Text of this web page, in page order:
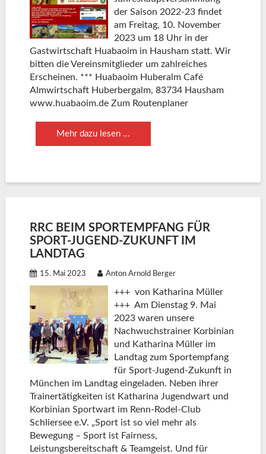
der Saison 2022-23 findet
am Freitag, 10. November
2023 um 18 Uhr in der
Gastwirtschaft Huabaoim in Hausham statt. Wir
bitten die Vereinsmitglieder um zahlreiches
Erscheinen. *** Huabaoim Huberalm Café
Almwirtschaft Huberbergalm, 83734 Hausham
www.huabaoim.de Zum Routenplaner
Mehr dazu lesen ...
RRC BEIM SPORTEMPFANG FÜR
SPORT-JUGEND-ZUKUNFT IM
LANDTAG
15. Mai 2023 Anton Arnold Berger
+++ von Katharina Müller
+++ Am Dienstag 9. Mai
2023 waren unsere
Nachwuchstrainer Korbinian
und Katharina Müller im
Landtag zum Sportempfang
für Sport-Jugend-Zukunft in
München im Landtag eingeladen. Neben ihrer
Trainertätigkeiten ist Katharina Jugendwart und
Korbinian Sportwart im Renn-Rodel-Club
Schliersee e.V. „Sport ist so viel mehr als
Bewegung – Sport ist Fairness,
Leistungsbereitschaft & Teamgeist. Und für